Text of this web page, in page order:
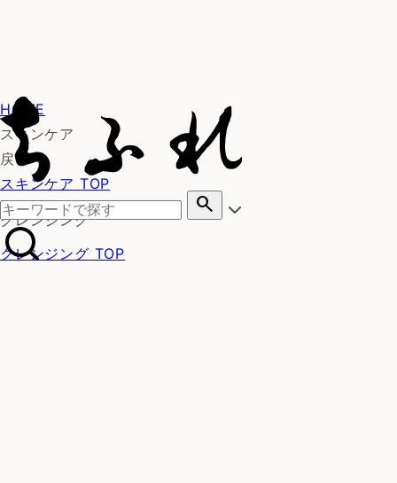
search
HOME
スキンケア
戻る
スキンケア TOP
クレンジング
クレンジング TOP